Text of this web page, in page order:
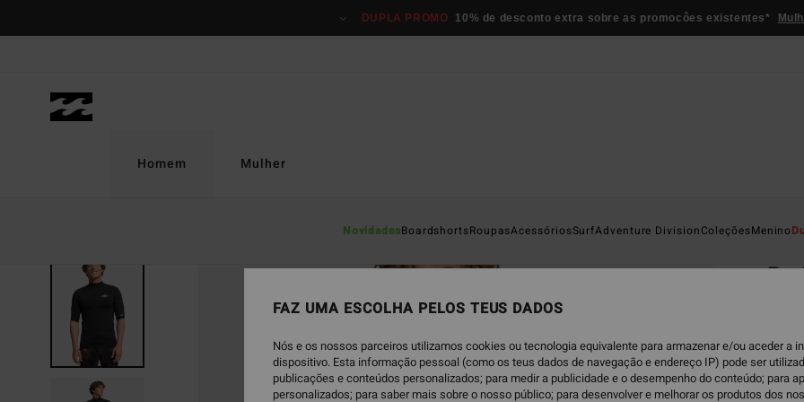
produto
DUPLA PROMO 10% de desconto extra sobre as promocôes existentes*
Homem
NovidadesBoardshortsRoupasAcessóriosSurfAdventure DivisionColeçõesMenino
Mulher
Re
ECO-
€
FAZ UMA ESCOLHA PELOS TEUS DADOS
Nós e os nossos parceiros utilizamos cookies ou tecnologia equivalente para armazenar e/ou aceder a
dispositivo. Esta informação pessoal (como os teus dados de navegação e endereço IP) pode ser
publicações e conteúdos personalizados; para medir a publicidade e o desempenho do conteúdo; para
personalizados; para saber mais sobre o nosso público; para desenvolver e melhorar os produtos dos